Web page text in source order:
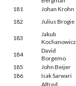
181
Johan Krohn
182
Julius Brogie
183
Jakub
Kochanowicz
184
David
Borgemo
185
John Beijer
186
Isak Sarwari
Alfred